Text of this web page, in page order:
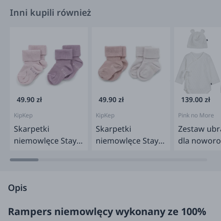
Inni kupili również
49.90 zł
KipKep
Skarpetki
niemowlęce Stay-
Violet
49.90 zł
KipKep
Skarpetki
niemowlęce Stay-
139.00 zł
Pink no More
Zestaw
dla
Opis
Rampers niemowlęcy wykonany ze 100%